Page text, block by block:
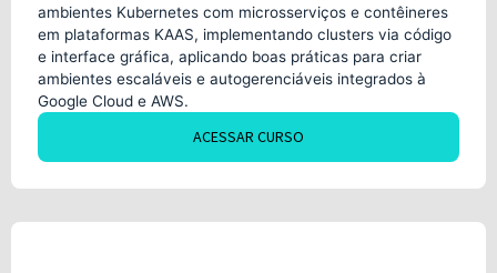
ambientes Kubernetes com microsserviços e contêineres
em plataformas KAAS, implementando clusters via código
e interface gráfica, aplicando boas práticas para criar
ambientes escaláveis e autogerenciáveis integrados à
Google Cloud e AWS.
ACESSAR CURSO